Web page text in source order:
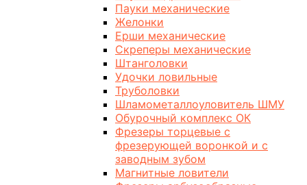
Пауки механические
Желонки
Ерши механические
Скреперы механические
Штанголовки
Удочки ловильные
Труболовки
Шламометаллоуловитель ШМУ
Обурочный комплекс ОК
Фрезеры торцевые с
фрезерующей воронкой и с
заводным зубом
Магнитные ловители